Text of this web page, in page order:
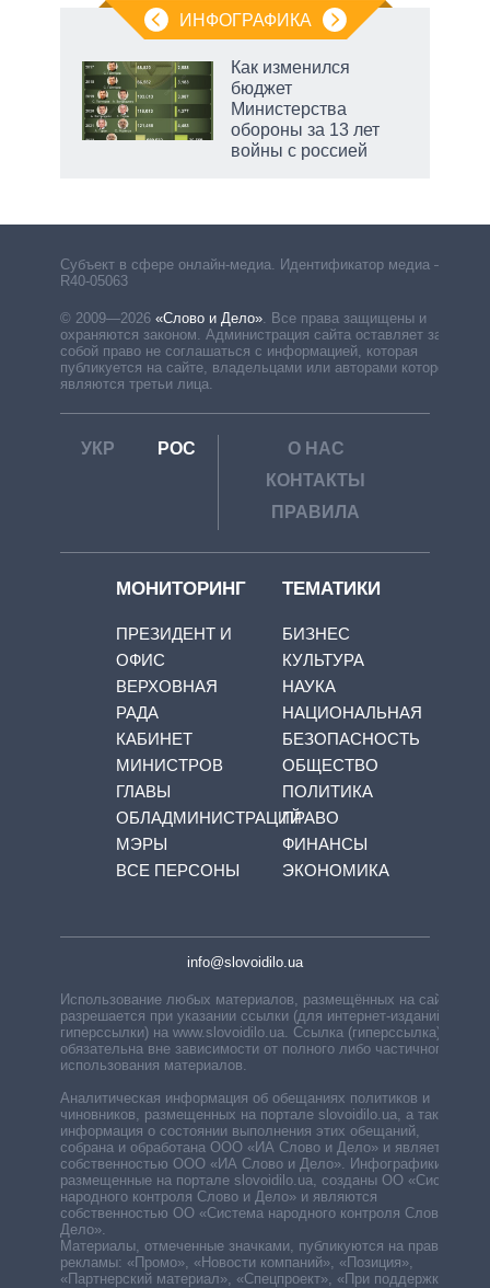
ИНФОГРАФИКА
Как изменился
бюджет
Министерства
обороны за 13 лет
войны с россией
Субъект в сфере онлайн-медиа. Идентификатор медиа –
R40-05063
© 2009—2026 «Слово и Дело»
Все права защищены и
охраняются законом. Администрация сайта оставляет за
собой право не соглашаться с информацией, которая
публикуется на сайте, владельцами или авторами которой
являются третьи лица.
УКР РОС
О НАС
КОНТАКТЫ
ПРАВИЛА
МОНИТОРИНГ
ПРЕЗИДЕНТ И
ОФИС
ВЕРХОВНАЯ
РАДА
КАБИНЕТ
МИНИСТРОВ
ГЛАВЫ
ОБЛАДМИНИСТРАЦИЙ
МЭРЫ
ВСЕ ПЕРСОНЫ
ТЕМАТИКИ
БИЗНЕС
КУЛЬТУРА
НАУКА
НАЦИОНАЛЬНАЯ
БЕЗОПАСНОСТЬ
ОБЩЕСТВО
ПОЛИТИКА
ПРАВО
ФИНАНСЫ
ЭКОНОМИКА
info@slovoidilo.ua
Использование любых материалов, размещённых на сайте,
разрешается при указании ссылки (для интернет-изданий —
гиперссылки) на www.slovoidilo.ua. Ссылка (гиперссылка)
обязательна вне зависимости от полного либо частичного
использования материалов.
Аналитическая информация об обещаниях политиков и
чиновников, размещенных на портале slovoidilo.ua, а также
информация о состоянии выполнения этих обещаний,
собрана и обработана ООО «ИА Слово и Дело» и является
собственностью ООО «ИА Слово и Дело». Инфографики,
размещенные на портале slovoidilo.ua, созданы ОО «Система
народного контроля Слово и Дело» и являются
собственностью ОО «Система народного контроля Слово и
Дело».
Материалы, отмеченные значками, публикуются на правах
рекламы: «Промо», «Новости компаний», «Позиция»,
«Партнерский материал», «Спецпроект», «При поддержке».